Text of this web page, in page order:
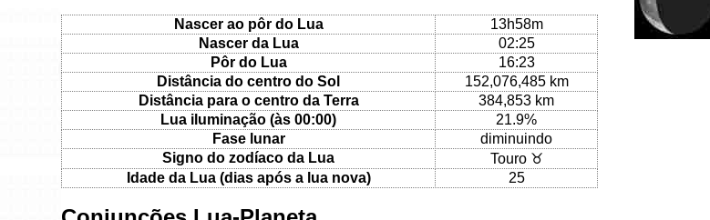
Nascer ao pôr do Lua
13h58m
Nascer da Lua
02:25
Pôr do Lua
16:23
Distância do centro do Sol
152,076,485 km
Distância para o centro da Terra
384,853 km
Lua iluminação (às 00:00)
21.9%
Fase lunar
diminuindo
Signo do zodíaco da Lua
Touro ♉
Idade da Lua (dias após a lua nova)
25